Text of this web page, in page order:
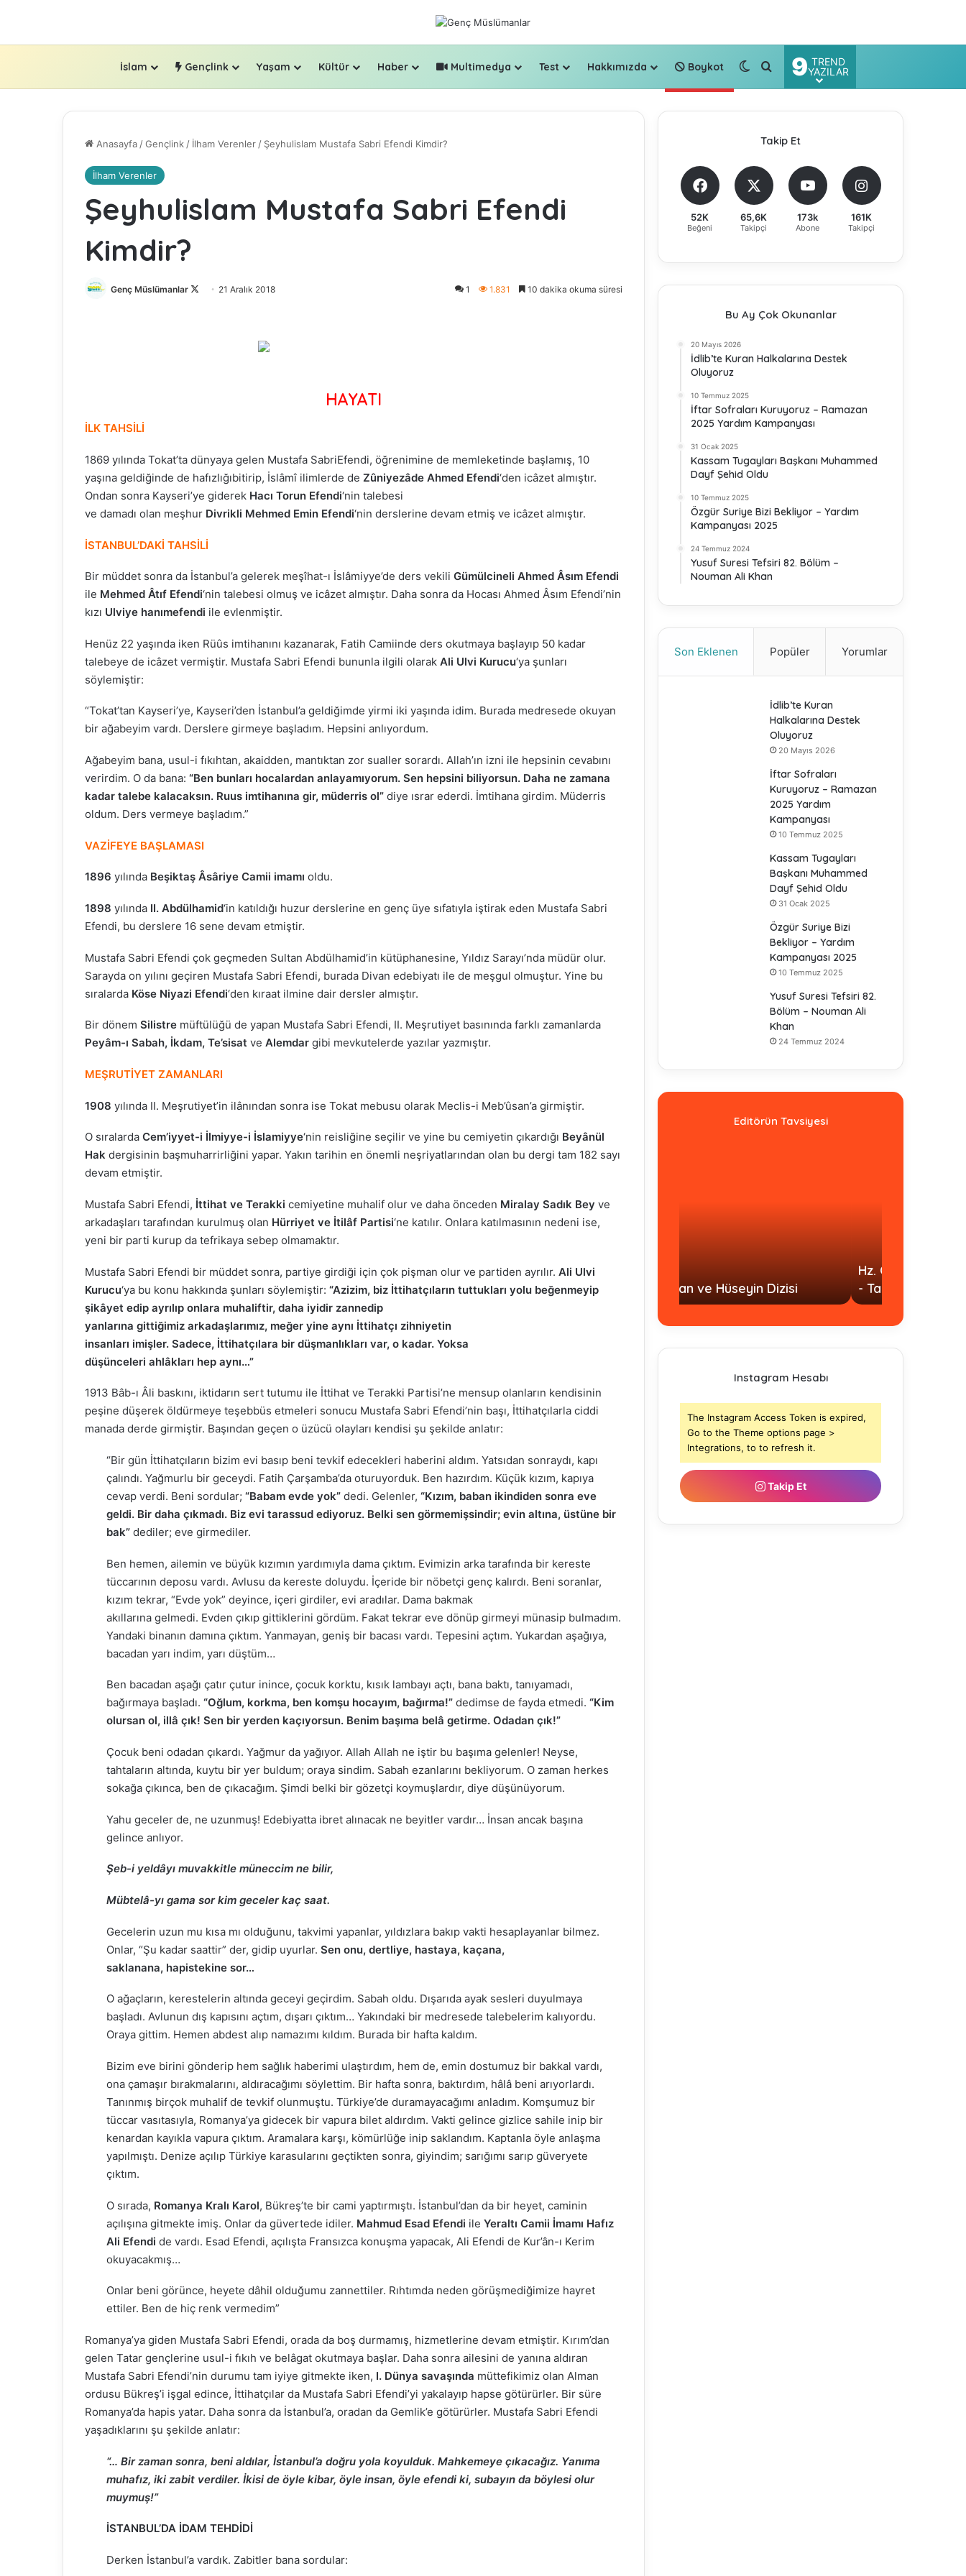
İslam Gençlink Yaşam Kültür Haber Multimedya Test Hakkımızda Boykot Dış görünümü değiştir
Arama yap ...
9 TREND
YAZILAR
Anasayfa /Gençlink / İlham Verenler / Şeyhulislam Mustafa Sabri Efendi Kimdir?
İlham Verenler
Şeyhulislam Mustafa Sabri Efendi
Kimdir?
Genç Müslümanlar 21 Aralık 2018 1 1.831 10 dakika okuma süresi
HAYATI
İLK TAHSİLİ
1869 yılında Tokat’ta dünyaya gelen Mustafa SabriEfendi, öğrenimine de memleketinde başlamış, 10
yaşına geldiğinde de hafızlığıbitirip, İslâmî ilimlerde de Zûniyezâde Ahmed Efendi‘den icâzet almıştır.
Ondan sonra Kayseri’ye giderek Hacı Torun Efendi‘nin talebesi
ve damadı olan meşhur Divrikli Mehmed Emin Efendi‘nin derslerine devam etmiş ve icâzet almıştır.
İSTANBUL’DAKİ TAHSİLİ
Bir müddet sonra da İstanbul’a gelerek meşîhat-ı İslâmiyye’de ders vekili Gümülcineli Ahmed Âsım Efendi
ile Mehmed Âtıf Efendi‘nin talebesi olmuş ve icâzet almıştır. Daha sonra da Hocası Ahmed Âsım Efendi’nin
kızı Ulviye hanımefendi ile evlenmiştir.
Henüz 22 yaşında iken Rüûs imtihanını kazanarak, Fatih Camiinde ders okutmaya başlayıp 50 kadar
talebeye de icâzet vermiştir. Mustafa Sabri Efendi bununla ilgili olarak Ali Ulvi Kurucu‘ya şunları
söylemiştir:
“Tokat’tan Kayseri’ye, Kayseri’den İstanbul’a geldiğimde yirmi iki yaşında idim. Burada medresede okuyan
bir ağabeyim vardı. Derslere girmeye başladım. Hepsini anlıyordum.
Ağabeyim bana, usul-i fıkıhtan, akaidden, mantıktan zor sualler sorardı. Allah’ın izni ile hepsinin cevabını
verirdim. O da bana: “Ben bunları hocalardan anlayamıyorum. Sen hepsini biliyorsun. Daha ne zamana
kadar talebe kalacaksın. Ruus imtihanına gir, müderris ol” diye ısrar ederdi. İmtihana girdim. Müderris
oldum. Ders vermeye başladım.”
VAZİFEYE BAŞLAMASI
1896 yılında Beşiktaş Âsâriye Camii imamı oldu.
1898 yılında II. Abdülhamid‘in katıldığı huzur derslerine en genç üye sıfatıyla iştirak eden Mustafa Sabri
Efendi, bu derslere 16 sene devam etmiştir.
Mustafa Sabri Efendi çok geçmeden Sultan Abdülhamid’in kütüphanesine, Yıldız Sarayı’nda müdür olur.
Sarayda on yılını geçiren Mustafa Sabri Efendi, burada Divan edebiyatı ile de meşgul olmuştur. Yine bu
sıralarda Köse Niyazi Efendi‘den kıraat ilmine dair dersler almıştır.
Bir dönem Silistre müftülüğü de yapan Mustafa Sabri Efendi, II. Meşrutiyet basınında farklı zamanlarda
Peyâm-ı Sabah, İkdam, Te’sisat ve Alemdar gibi mevkutelerde yazılar yazmıştır.
MEŞRUTİYET ZAMANLARI
1908 yılında II. Meşrutiyet’in ilânından sonra ise Tokat mebusu olarak Meclis-i Meb’ûsan’a girmiştir.
O sıralarda Cem’iyyet-i İlmiyye-i İslamiyye‘nin reisliğine seçilir ve yine bu cemiyetin çıkardığı Beyânül
Hak dergisinin başmuharrirliğini yapar. Yakın tarihin en önemli neşriyatlarından olan bu dergi tam 182 sayı
devam etmiştir.
Mustafa Sabri Efendi, İttihat ve Terakki cemiyetine muhalif olur ve daha önceden Miralay Sadık Bey ve
arkadaşları tarafından kurulmuş olan Hürriyet ve İtilâf Partisi‘ne katılır. Onlara katılmasının nedeni ise,
yeni bir parti kurup da tefrikaya sebep olmamaktır.
Mustafa Sabri Efendi bir müddet sonra, partiye girdiği için çok pişman olur ve partiden ayrılır. Ali Ulvi
Kurucu‘ya bu konu hakkında şunları söylemiştir: “Azizim, biz İttihatçıların tuttukları yolu beğenmeyip
şikâyet edip ayrılıp onlara muhaliftir, daha iyidir zannedip
yanlarına gittiğimiz arkadaşlarımız, meğer yine aynı İttihatçı zihniyetin
insanları imişler. Sadece, İttihatçılara bir düşmanlıkları var, o kadar. Yoksa
düşünceleri ahlâkları hep aynı…”
1913 Bâb-ı Âli baskını, iktidarın sert tutumu ile İttihat ve Terakki Partisi’ne mensup olanların kendisinin
peşine düşerek öldürmeye teşebbüs etmeleri sonucu Mustafa Sabri Efendi’nin başı, İttihatçılarla ciddi
manada derde girmiştir. Başından geçen o üzücü olayları kendisi şu şekilde anlatır:
“Bir gün İttihatçıların bizim evi basıp beni tevkif edecekleri haberini aldım. Yatsıdan sonraydı, kapı
çalındı. Yağmurlu bir geceydi. Fatih Çarşamba’da oturuyorduk. Ben hazırdım. Küçük kızım, kapıya
cevap verdi. Beni sordular; “Babam evde yok” dedi. Gelenler, “Kızım, baban ikindiden sonra eve
geldi. Bir daha çıkmadı. Biz evi tarassud ediyoruz. Belki sen görmemişsindir; evin altına, üstüne bir
bak” dediler; eve girmediler.
Ben hemen, ailemin ve büyük kızımın yardımıyla dama çıktım. Evimizin arka tarafında bir kereste
tüccarının deposu vardı. Avlusu da kereste doluydu. İçeride bir nöbetçi genç kalırdı. Beni soranlar,
kızım tekrar, “Evde yok” deyince, içeri girdiler, evi aradılar. Dama bakmak
akıllarına gelmedi. Evden çıkıp gittiklerini gördüm. Fakat tekrar eve dönüp girmeyi münasip bulmadım.
Yandaki binanın damına çıktım. Yanmayan, geniş bir bacası vardı. Tepesini açtım. Yukardan aşağıya,
bacadan yarı indim, yarı düştüm…
Ben bacadan aşağı çatır çutur inince, çocuk korktu, kısık lambayı açtı, bana baktı, tanıyamadı,
bağırmaya başladı. “Oğlum, korkma, ben komşu hocayım, bağırma!” dedimse de fayda etmedi. “Kim
olursan ol, illâ çık! Sen bir yerden kaçıyorsun. Benim başıma belâ getirme. Odadan çık!”
Çocuk beni odadan çıkardı. Yağmur da yağıyor. Allah Allah ne iştir bu başıma gelenler! Neyse,
tahtaların altında, kuytu bir yer buldum; oraya sindim. Sabah ezanlarını bekliyorum. O zaman herkes
sokağa çıkınca, ben de çıkacağım. Şimdi belki bir gözetçi koymuşlardır, diye düşünüyorum.
Yahu geceler de, ne uzunmuş! Edebiyatta ibret alınacak ne beyitler vardır… İnsan ancak başına
gelince anlıyor.
Şeb-i yeldâyı muvakkitle müneccim ne bilir,
Mübtelâ-yı gama sor kim geceler kaç saat.
Gecelerin uzun mu kısa mı olduğunu, takvimi yapanlar, yıldızlara bakıp vakti hesaplayanlar bilmez.
Onlar, “Şu kadar saattir” der, gidip uyurlar. Sen onu, dertliye, hastaya, kaçana,
saklanana, hapistekine sor…
O ağaçların, kerestelerin altında geceyi geçirdim. Sabah oldu. Dışarıda ayak sesleri duyulmaya
başladı. Avlunun dış kapısını açtım, dışarı çıktım… Yakındaki bir medresede talebelerim kalıyordu.
Oraya gittim. Hemen abdest alıp namazımı kıldım. Burada bir hafta kaldım.
Bizim eve birini gönderip hem sağlık haberimi ulaştırdım, hem de, emin dostumuz bir bakkal vardı,
ona çamaşır bırakmalarını, aldıracağımı söylettim. Bir hafta sonra, baktırdım, hâlâ beni arıyorlardı.
Tanınmış birçok muhalif de tevkif olunmuştu. Türkiye’de duramayacağımı anladım. Komşumuz bir
tüccar vasıtasıyla, Romanya’ya gidecek bir vapura bilet aldırdım. Vakti gelince gizlice sahile inip bir
kenardan kayıkla vapura çıktım. Aramalara karşı, kömürlüğe inip saklandım. Kaptanla öyle anlaşma
yapılmıştı. Denize açılıp Türkiye karasularını geçtikten sonra, giyindim; sarığımı sarıp güveryete
çıktım.
O sırada, Romanya Kralı Karol, Bükreş’te bir cami yaptırmıştı. İstanbul’dan da bir heyet, caminin
açılışına gitmekte imiş. Onlar da güvertede idiler. Mahmud Esad Efendi ile Yeraltı Camii İmamı Hafız
Ali Efendi de vardı. Esad Efendi, açılışta Fransızca konuşma yapacak, Ali Efendi de Kur’ân-ı Kerim
okuyacakmış…
Onlar beni görünce, heyete dâhil olduğumu zannettiler. Rıhtımda neden görüşmediğimize hayret
ettiler. Ben de hiç renk vermedim”
Romanya’ya giden Mustafa Sabri Efendi, orada da boş durmamış, hizmetlerine devam etmiştir. Kırım’dan
gelen Tatar gençlerine usul-i fıkıh ve belâgat okutmaya başlar. Daha sonra ailesini de yanına aldıran
Mustafa Sabri Efendi’nin durumu tam iyiye gitmekte iken, I. Dünya savaşında müttefikimiz olan Alman
ordusu Bükreş’i işgal edince, İttihatçılar da Mustafa Sabri Efendi’yi yakalayıp hapse götürürler. Bir süre
Romanya’da hapis yatar. Daha sonra da İstanbul’a, oradan da Gemlik’e götürürler. Mustafa Sabri Efendi
yaşadıklarını şu şekilde anlatır:
“… Bir zaman sonra, beni aldılar, İstanbul’a doğru yola koyulduk. Mahkemeye çıkacağız. Yanıma
muhafız, iki zabit verdiler. İkisi de öyle kibar, öyle insan, öyle efendi ki, subayın da böylesi olur
muymuş!”
İSTANBUL’DA İDAM TEHDİDİ
Derken İstanbul’a vardık. Zabitler bana sordular:
Takip Et
52K
Beğeni
65,6K
Takipçi
173k
Abone
161K
Takipçi
Bu Ay Çok Okunanlar
20 Mayıs 2026
İdlib’te Kuran Halkalarına Destek
Oluyoruz
10 Temmuz 2025
İftar Sofraları Kuruyoruz – Ramazan
2025 Yardım Kampanyası
31 Ocak 2025
Kassam Tugayları Başkanı Muhammed
Dayf Şehid Oldu
10 Temmuz 2025
Özgür Suriye Bizi Bekliyor – Yardım
Kampanyası 2025
24 Temmuz 2024
Yusuf Suresi Tefsiri 82. Bölüm –
Nouman Ali Khan
Son Eklenen Popüler Yorumlar
İdlib’te Kuran
Halkalarına Destek
Oluyoruz
20 Mayıs 2026
İftar Sofraları
Kuruyoruz – Ramazan
2025 Yardım
Kampanyası
10 Temmuz 2025
Kassam Tugayları
Başkanı Muhammed
Dayf Şehid Oldu
31 Ocak 2025
Özgür Suriye Bizi
Bekliyor – Yardım
Kampanyası 2025
10 Temmuz 2025
Yusuf Suresi Tefsiri 82.
Bölüm – Nouman Ali
Khan
24 Temmuz 2024
Editörün Tavsiyesi
buluşturan genç yetenek:
Abdou Salam
Bakara Suresi Tefsiri -
Nouman Ali Khan
Hasan ve Hüseyin Dizisi
Hz. Ömer Dizisi Türkçe Altyazılı
- Tamamı
Instagram Hesabı
The Instagram Access Token is expired,
Go to the Theme options page >
Integrations, to to refresh it.
Takip Et